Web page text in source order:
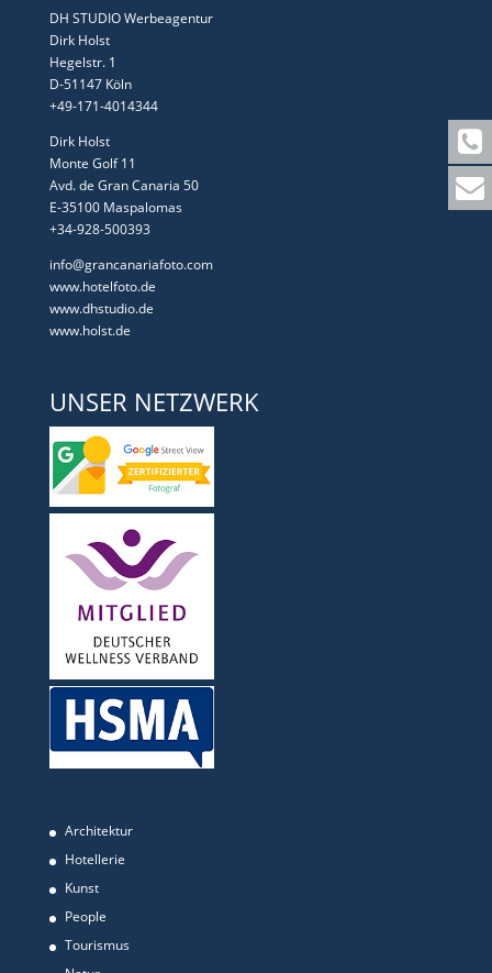
DH STUDIO Werbeagentur
Dirk Holst
Hegelstr. 1
D-51147 Köln
+49-171-4014344
Dirk Holst
Monte Golf 11
Avd. de Gran Canaria 50
E-35100 Maspalomas
+34-928-500393
info@grancanariafoto.com
www.hotelfoto.de
www.dhstudio.de
www.holst.de
UNSER NETZWERK
Architektur
Hotellerie
Kunst
People
Tourismus